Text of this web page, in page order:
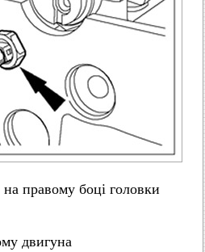
правому боці головки
двигуна